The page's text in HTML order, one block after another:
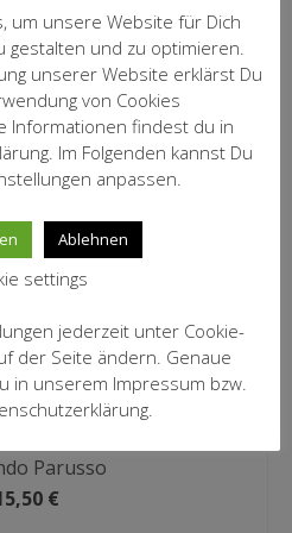
% MwSt.
Versandkosten
Perarmando
€
% MwSt.
Parusso
€
um unsere Website für Dich
und zu optimieren.
unserer Website erklärst Du
von Cookies
Informationen findest du in
Im Folgenden kannst Du
anpassen.
Ablehnen
settings
jederzeit unter Cookie-
der Seite ändern. Genaue
in unserem Impressum bzw.